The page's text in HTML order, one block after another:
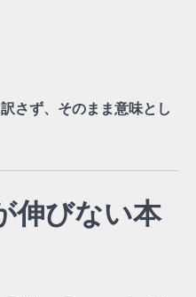
さず、そのまま意味とし
伸びない本